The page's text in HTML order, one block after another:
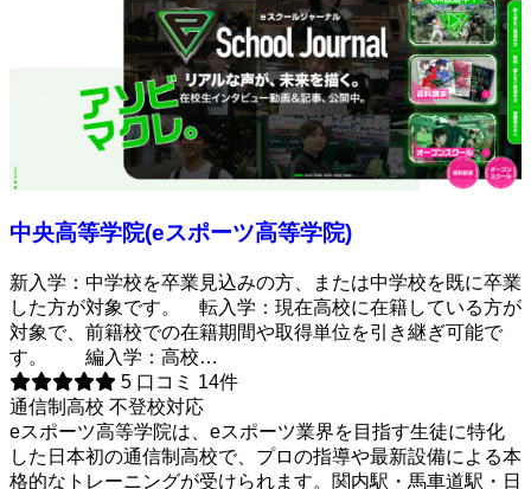
中央高等学院(eスポーツ高等学院)
新入学：中学校を卒業見込みの方、または中学校を既に卒業
した方が対象です。 転入学：現在高校に在籍している方が
対象で、前籍校での在籍期間や取得単位を引き継ぎ可能で
す。 編入学：高校…
5 口コミ 14件
通信制高校 不登校対応
eスポーツ高等学院は、eスポーツ業界を目指す生徒に特化
した日本初の通信制高校で、プロの指導や最新設備による本
格的なトレーニングが受けられます。関内駅・馬車道駅・日